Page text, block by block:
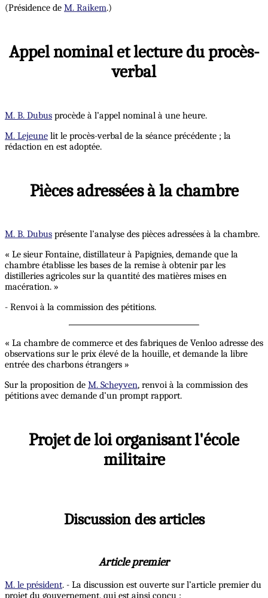
(Présidence de M. Raikem.)
Appel nominal et lecture du procès-
verbal
M. B. Dubus procède à l’appel nominal à une heure.
M. Lejeune lit le procès-verbal de la séance précédente ; la
rédaction en est adoptée.
Pièces adressées à la chambre
M. B. Dubus présente l’analyse des pièces adressées à la chambre.
« Le sieur Fontaine, distillateur à Papignies, demande que la
chambre établisse les bases de la remise à obtenir par les
distilleries agricoles sur la quantité des matières mises en
macération. »
- Renvoi à la commission des pétitions.
« La chambre de commerce et des fabriques de Venloo adresse des
observations sur le prix élevé de la houille, et demande la libre
entrée des charbons étrangers »
Sur la proposition de M. Scheyven, renvoi à la commission des
pétitions avec demande d’un prompt rapport.
Projet de loi organisant l'école
militaire
Discussion des articles
Article premier
M. le président. - La discussion est ouverte sur l’article premier du
projet du gouvernement, qui est ainsi conçu :